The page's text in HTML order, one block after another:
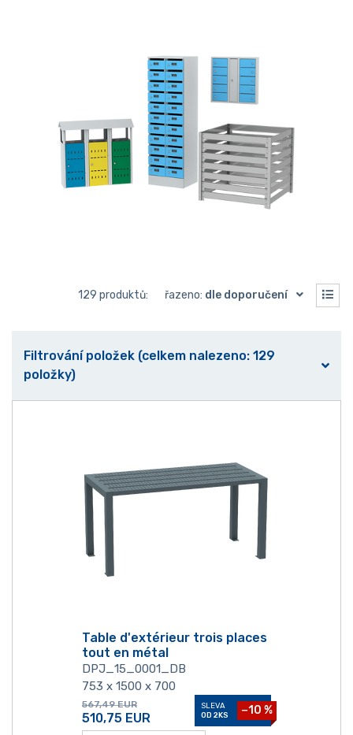
129 produktů: řazeno: dle doporučení
Filtrování položek (celkem nalezeno: 129
položky)
Table d'extérieur trois places
tout en métal
DPJ_15_0001_DB
753 x 1500 x 700
567,49 EUR
510,75 EUR
SLEVA
OD 2KS
−10 %